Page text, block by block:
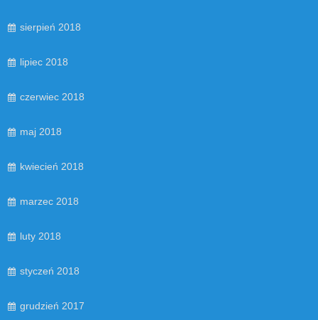
sierpień 2018
lipiec 2018
czerwiec 2018
maj 2018
kwiecień 2018
marzec 2018
luty 2018
styczeń 2018
grudzień 2017